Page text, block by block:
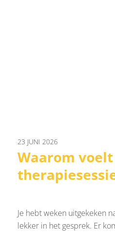
23 JUNI 2026
Waarom
Je hebt weken uitgekeken
lekker in het gesprek. Er